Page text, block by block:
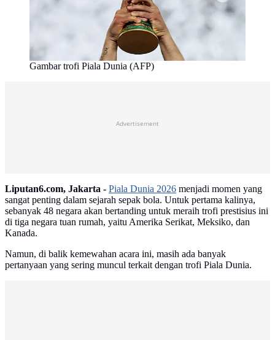
Gambar trofi Piala Dunia (AFP)
Advertisement
Liputan6.com, Jakarta - Piala Dunia 2026 menjadi momen yang
sangat penting dalam sejarah sepak bola. Untuk pertama kalinya,
sebanyak 48 negara akan bertanding untuk meraih trofi prestisius ini
di tiga negara tuan rumah, yaitu Amerika Serikat, Meksiko, dan
Kanada.
Namun, di balik kemewahan acara ini, masih ada banyak
pertanyaan yang sering muncul terkait dengan trofi Piala Dunia.